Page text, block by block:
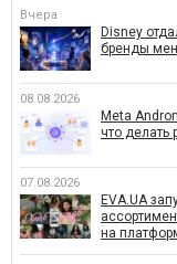
Вчера
Disney
бренды
08.08.2026
Meta
что делать
07.08.2026
EVA.UA
на